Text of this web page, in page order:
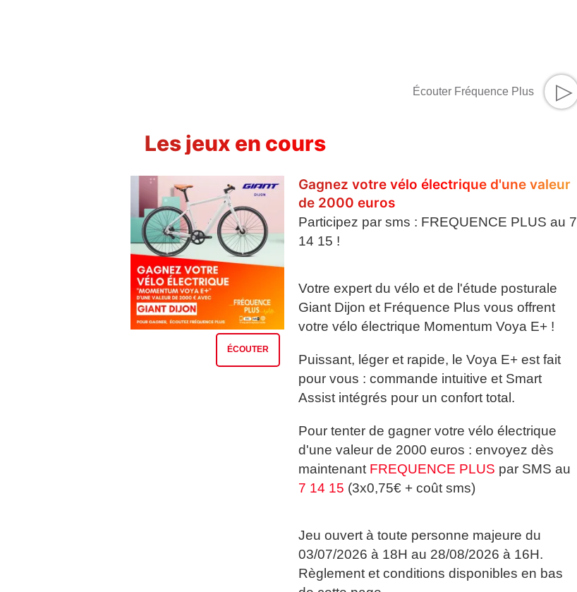
▷
Écouter Fréquence Plus
Les jeux en cours
ÉCOUTER
Gagnez votre vélo électrique d'une valeur
de 2000 euros
Participez par sms : FREQUENCE PLUS au 7
14 15 !
Votre expert du vélo et de l'étude posturale
Giant Dijon et Fréquence Plus vous offrent
votre vélo électrique Momentum Voya E+ !
Puissant, léger et rapide, le Voya E+ est fait
pour vous : commande intuitive et Smart
Assist intégrés pour un confort total.
Pour tenter de gagner votre vélo électrique
d'une valeur de 2000 euros : envoyez dès
maintenant FREQUENCE PLUS par SMS au
7 14 15 (3x0,75€ + coût sms)
Jeu ouvert à toute personne majeure du
03/07/2026 à 18H au 28/08/2026 à 16H.
Règlement et conditions disponibles en bas